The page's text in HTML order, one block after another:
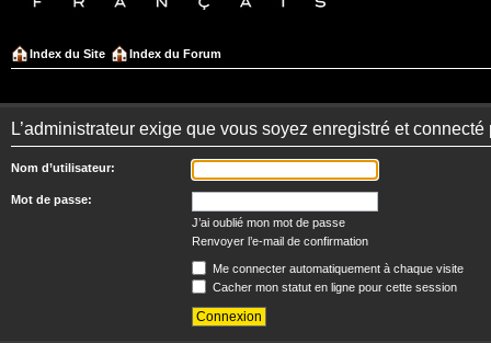
Index du Site Index du Forum
L’administrateur exige que vous soyez enregistré et
Nom d’utilisateur:
Mot de passe:
J’ai oublié mon mot de passe
Renvoyer l’e-mail de confirmation
Me connecter automatiquement à chaque visite
Cacher mon statut en ligne pour cette session